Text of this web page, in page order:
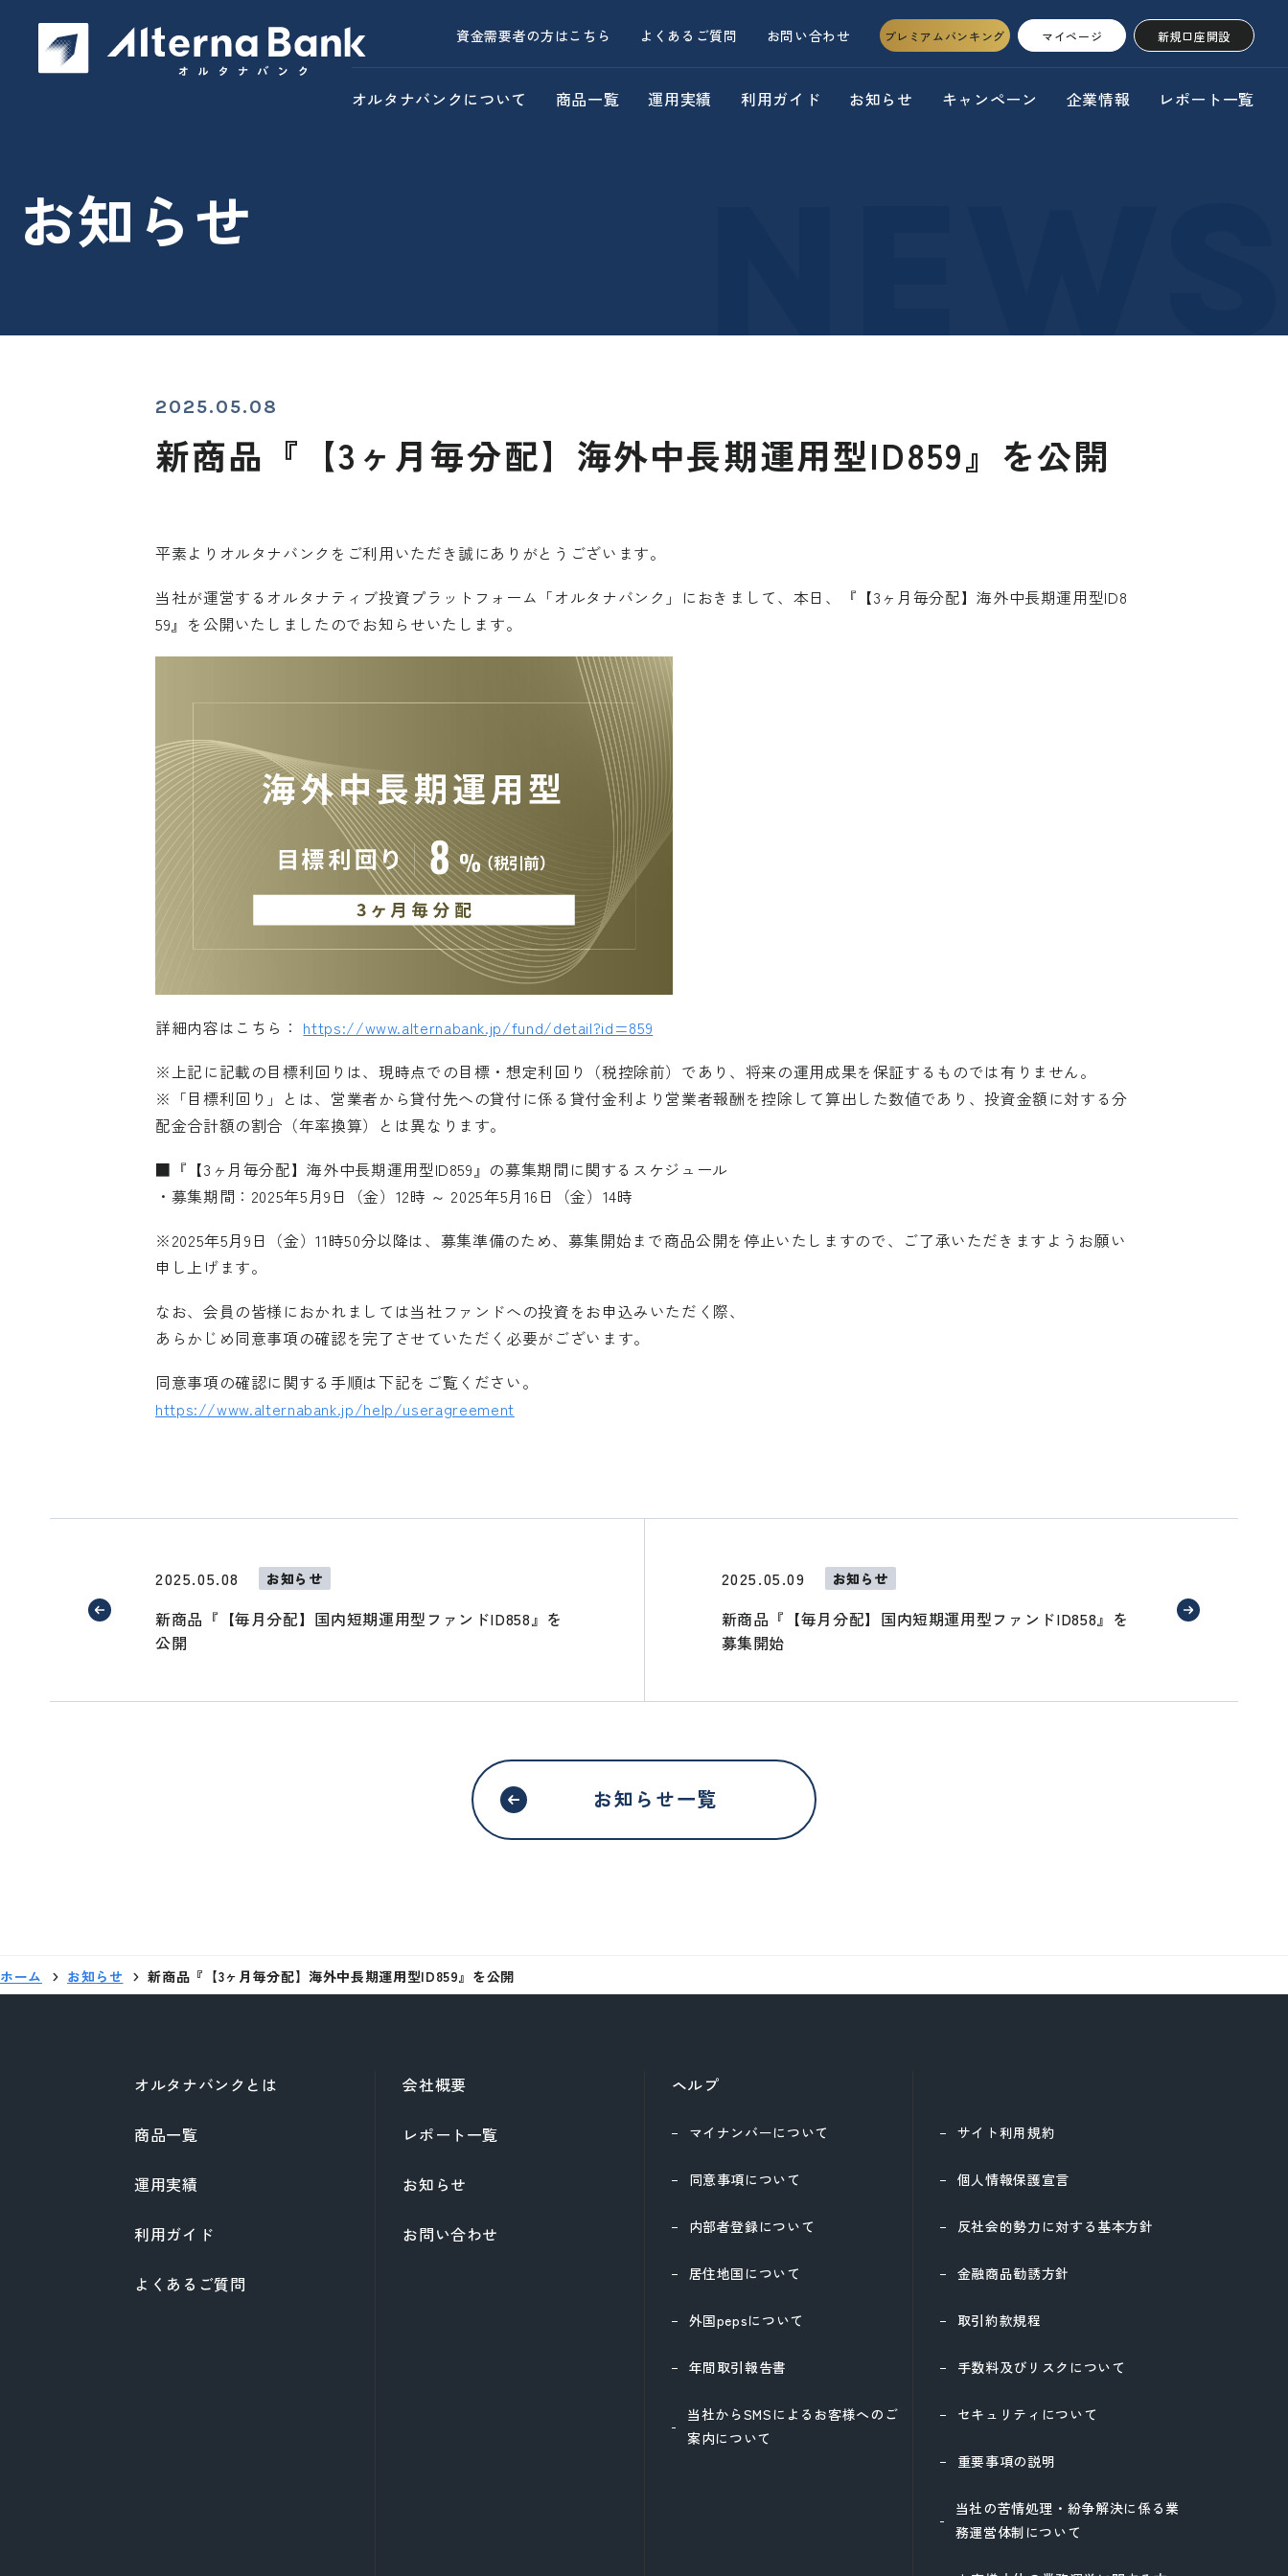
資金需要者の方はこちら よくあるご質問 お問い合わせ プレミアムバンキング マイページ 新規口座開設
オルタナバンクについて 商品一覧 運用実績 利用ガイド お知らせ キャンペーン 企業情報 レポート一覧
お知らせ
2025.05.08
新商品『【3ヶ月毎分配】海外中長期運用型ID859』を公開
平素よりオルタナバンクをご利用いただき誠にありがとうございます。
当社が運営するオルタナティブ投資プラットフォーム「オルタナバンク」におきまして、本日、『【3ヶ月毎分配】海外中長期運用型ID8
59』を公開いたしましたのでお知らせいたします。
詳細内容はこちら： https://www.alternabank.jp/fund/detail?id=859
※上記に記載の目標利回りは、現時点での目標・想定利回り（税控除前）であり、将来の運用成果を保証するものでは有りません。
※「目標利回り」とは、営業者から貸付先への貸付に係る貸付金利より営業者報酬を控除して算出した数値であり、投資金額に対する分
配金合計額の割合（年率換算）とは異なります。
■『【3ヶ月毎分配】海外中長期運用型ID859』の募集期間に関するスケジュール
・募集期間：2025年5月9日（金）12時 ～ 2025年5月16日（金）14時
※2025年5月9日（金）11時50分以降は、募集準備のため、募集開始まで商品公開を停止いたしますので、ご了承いただきますようお願い
申し上げます。
なお、会員の皆様におかれましては当社ファンドへの投資をお申込みいただく際、
あらかじめ同意事項の確認を完了させていただく必要がございます。
同意事項の確認に関する手順は下記をご覧ください。
https://www.alternabank.jp/help/useragreement
2025.05.08 お知らせ
新商品『【毎月分配】国内短期運用型ファンドID858』を
公開
2025.05.09 お知らせ
新商品『【毎月分配】国内短期運用型ファンドID858』を
募集開始
お知らせ一覧
ホーム お知らせ 新商品『【3ヶ月毎分配】海外中長期運用型ID859』を公開
オルタナバンクとは
商品一覧
運用実績
利用ガイド
よくあるご質問
会社概要
レポート一覧
お知らせ
お問い合わせ
ヘルプ
マイナンバーについて
同意事項について
内部者登録について
居住地国について
外国pepsについて
年間取引報告書
当社からSMSによるお客様へのご
案内について
サイト利用規約
個人情報保護宣言
反社会的勢力に対する基本方針
金融商品勧誘方針
取引約款規程
手数料及びリスクについて
セキュリティについて
重要事項の説明
当社の苦情処理・紛争解決に係る業
務運営体制について